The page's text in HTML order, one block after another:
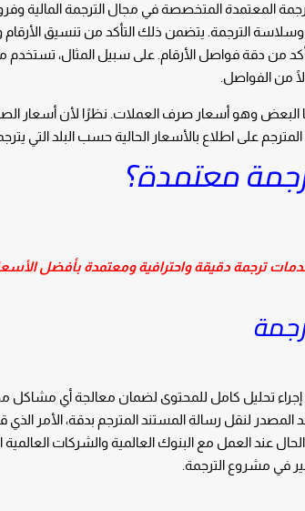
المعتمدة المتخصصة في مجال الترجمة المالية
الترجمة. يتضمن ذلك التأكد من تنسيق الأرقام
من دقة فواصل الأرقام. على سبيل المثال،
من الفواصل.
البعض وهو أسعار صرف العملات. نظرًا لأن أسعار
على اطلاع بالأسعار الحالية حسب البلد التي
معتمدة؟
ترجمة دقيقة واحترافية ومعتمدة بأفضل
إجراء تحليل كامل للمحتوى لضمان معالجة أي
المصدر لنقل رسالة المستند المترجم بدقة، الأمر
عند العمل مع البنوك العالمية والشركات العالمية
في مشروع الترجمة.